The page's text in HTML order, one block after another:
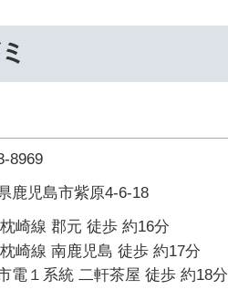
8969
鹿児島市紫原4-6-18
崎線 郡元 徒歩 約16分
崎線 南鹿児島 徒歩 約17分
電１系統 二軒茶屋 徒歩 約18分